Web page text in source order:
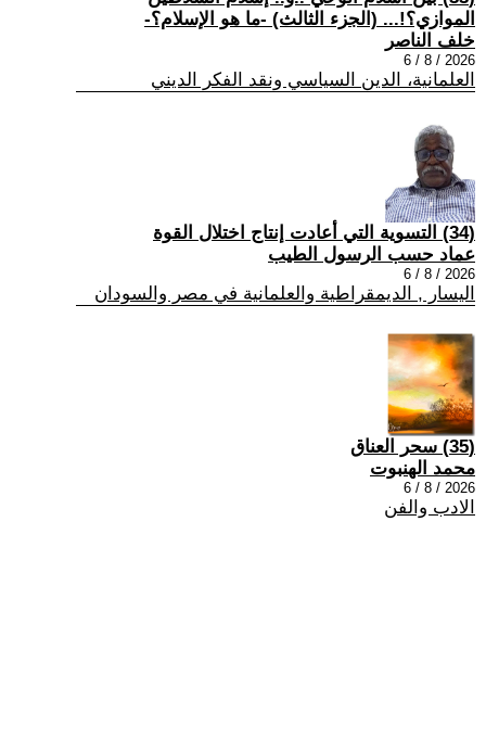
الموازي؟!... (الجزء الثالث) -ما هو الإسلام؟-
خلف الناصر
2026 / 8 / 6
العلمانية، الدين السياسي ونقد الفكر الديني
(34) التسوية التي أعادت إنتاج اختلال القوة
عماد حسب الرسول الطيب
2026 / 8 / 6
اليسار , الديمقراطية والعلمانية في مصر والسودان
(35) سحر العناق
محمد الهنبوت
2026 / 8 / 6
الادب والفن